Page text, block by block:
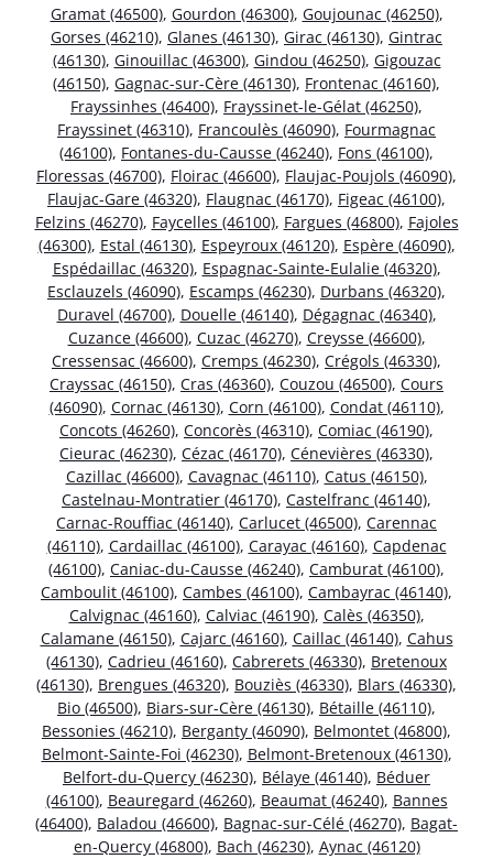
Gramat (46500), Gourdon (46300), Goujounac (46250),
Gorses (46210), Glanes (46130), Girac (46130), Gintrac
(46130), Ginouillac (46300), Gindou (46250), Gigouzac
(46150), Gagnac-sur-Cère (46130), Frontenac (46160),
Frayssinhes (46400), Frayssinet-le-Gélat (46250),
Frayssinet (46310), Francoulès (46090), Fourmagnac
(46100), Fontanes-du-Causse (46240), Fons (46100),
Floressas (46700), Floirac (46600), Flaujac-Poujols (46090),
Flaujac-Gare (46320), Flaugnac (46170), Figeac (46100),
Felzins (46270), Faycelles (46100), Fargues (46800), Fajoles
(46300), Estal (46130), Espeyroux (46120), Espère (46090),
Espédaillac (46320), Espagnac-Sainte-Eulalie (46320),
Esclauzels (46090), Escamps (46230), Durbans (46320),
Duravel (46700), Douelle (46140), Dégagnac (46340),
Cuzance (46600), Cuzac (46270), Creysse (46600),
Cressensac (46600), Cremps (46230), Crégols (46330),
Crayssac (46150), Cras (46360), Couzou (46500), Cours
(46090), Cornac (46130), Corn (46100), Condat (46110),
Concots (46260), Concorès (46310), Comiac (46190),
Cieurac (46230), Cézac (46170), Cénevières (46330),
Cazillac (46600), Cavagnac (46110), Catus (46150),
Castelnau-Montratier (46170), Castelfranc (46140),
Carnac-Rouffiac (46140), Carlucet (46500), Carennac
(46110), Cardaillac (46100), Carayac (46160), Capdenac
(46100), Caniac-du-Causse (46240), Camburat (46100),
Camboulit (46100), Cambes (46100), Cambayrac (46140),
Calvignac (46160), Calviac (46190), Calès (46350),
Calamane (46150), Cajarc (46160), Caillac (46140), Cahus
(46130), Cadrieu (46160), Cabrerets (46330), Bretenoux
(46130), Brengues (46320), Bouziès (46330), Blars (46330),
Bio (46500), Biars-sur-Cère (46130), Bétaille (46110),
Bessonies (46210), Berganty (46090), Belmontet (46800),
Belmont-Sainte-Foi (46230), Belmont-Bretenoux (46130),
Belfort-du-Quercy (46230), Bélaye (46140), Béduer
(46100), Beauregard (46260), Beaumat (46240), Bannes
(46400), Baladou (46600), Bagnac-sur-Célé (46270), Bagat-
en-Quercy (46800), Bach (46230), Aynac (46120)